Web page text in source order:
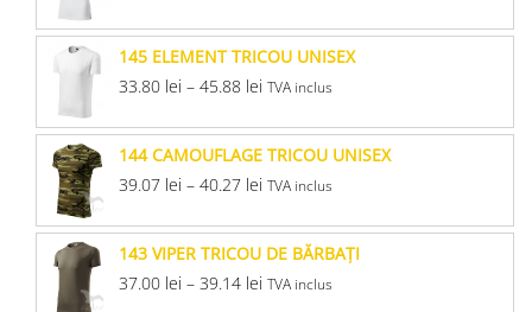
145 ELEMENT TRICOU UNISEX
33.80 lei – 45.88 lei TVA inclus
144 CAMOUFLAGE TRICOU UNISEX
39.07 lei – 40.27 lei TVA inclus
143 VIPER TRICOU DE BĂRBAŢI
37.00 lei – 39.14 lei TVA inclus